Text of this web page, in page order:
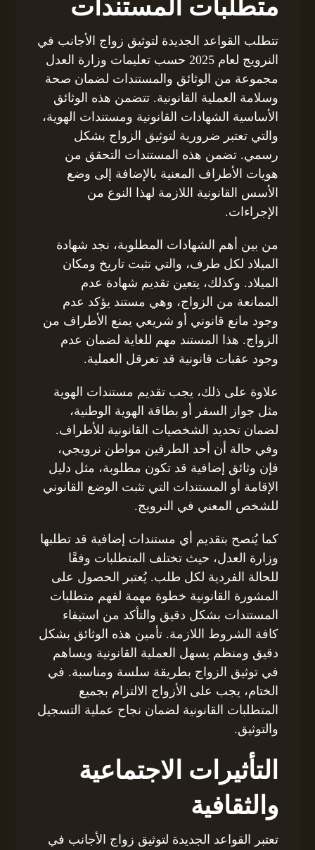
متطلبات المستندات
تتطلب القواعد الجديدة لتوثيق زواج الأجانب في
النرويج لعام 2025 حسب تعليمات وزارة العدل
مجموعة من الوثائق والمستندات لضمان صحة
وسلامة العملية القانونية. تتضمن هذه الوثائق
الأساسية الشهادات القانونية ومستندات الهوية،
والتي تعتبر ضرورية لتوثيق الزواج بشكل
رسمي. تضمن هذه المستندات التحقق من
هويات الأطراف المعنية بالإضافة إلى وضع
الأسس القانونية اللازمة لهذا النوع من
الإجراءات.
من بين أهم الشهادات المطلوبة، نجد شهادة
الميلاد لكل طرف، والتي تثبت تاريخ ومكان
الميلاد. وكذلك، يتعين تقديم شهادة عدم
الممانعة من الزواج، وهي مستند يؤكد عدم
وجود مانع قانوني أو شريعي يمنع الأطراف من
الزواج. هذا المستند مهم للغاية لضمان عدم
وجود عقبات قانونیة قد تعرقل العملية.
علاوة على ذلك، يجب تقديم مستندات الهوية
مثل جواز السفر أو بطاقة الهوية الوطنية،
لضمان تحديد الشخصيات القانونية للأطراف.
وفي حالة أن أحد الطرفين مواطن نرويجي،
فإن وثائق إضافية قد تكون مطلوبة، مثل دليل
الإقامة أو المستندات التي تثبت الوضع القانوني
للشخص المعني في النرويج.
كما يُنصح بتقديم أي مستندات إضافية قد تطلبها
وزارة العدل، حيث تختلف المتطلبات وفقًا
للحالة الفردية لكل طلب. يُعتبر الحصول على
المشورة القانونية خطوة مهمة لفهم متطلبات
المستندات بشكل دقيق والتأكد من استيفاء
كافة الشروط اللازمة. تأمين هذه الوثائق بشكل
دقيق ومنظم يسهل العملية القانونية ويساهم
في توثيق الزواج بطريقة سلسة ومناسبة. في
الختام، يجب على الأزواج الالتزام بجميع
المتطلبات القانونية لضمان نجاح عملية التسجيل
والتوثيق.
التأثيرات الاجتماعية
والثقافية
تعتبر القواعد الجديدة لتوثيق زواج الأجانب في